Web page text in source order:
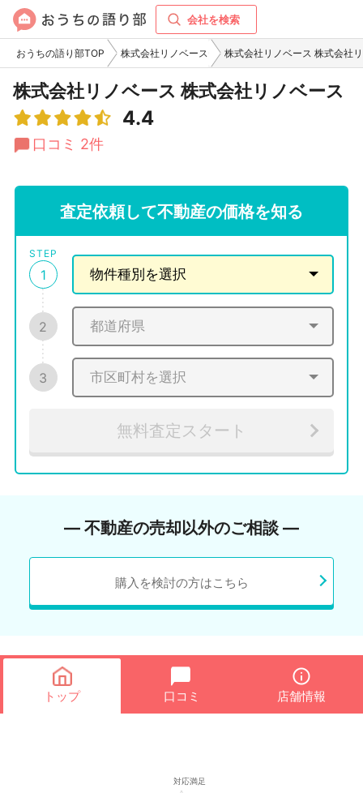
会社を検索
おうちの語り部TOP 株式会社リノベース 株式会社リノベース 株式会社
株式会社リノベース 株式会社リノベース
4.4
口コミ 2件
査定依頼して不動産の価格を知る
STEP
1
2
3
無料査定スタート
― 不動産の売却以外のご相談 ―
購入を検討の方はこちら
トップ 口コミ 店舗情報